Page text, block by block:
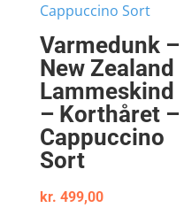
Varmedunk –
New Zealand
Lammeskind
– Korthåret –
Cappuccino
Sort
kr. 499,00